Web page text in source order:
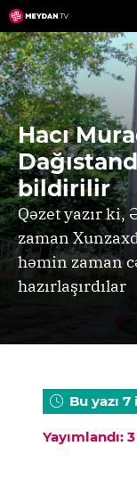
Skip
to
content
Hacı
bildirilir
Qəzet yazır
zaman
həmin zaman
hazırlaşırdılar
Bu yazı
Yayımlandı: